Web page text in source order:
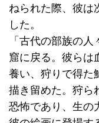
ねられた際、彼は
した。
「古代の部族の
窟に戻る。彼らは
養い、狩りで得た
描き留めた。狩ら
恐怖であり、生の